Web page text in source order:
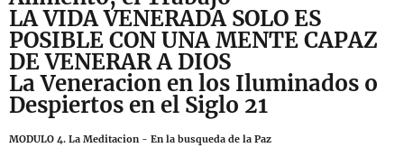
LA VIDA VENERADA SOLO ES
POSIBLE CON UNA MENTE CAPAZ
DE VENERAR A DIOS
La Veneracion en los Iluminados o
Despiertos en el Siglo 21
MODULO 4. La Meditacion - En la busqueda de la Paz